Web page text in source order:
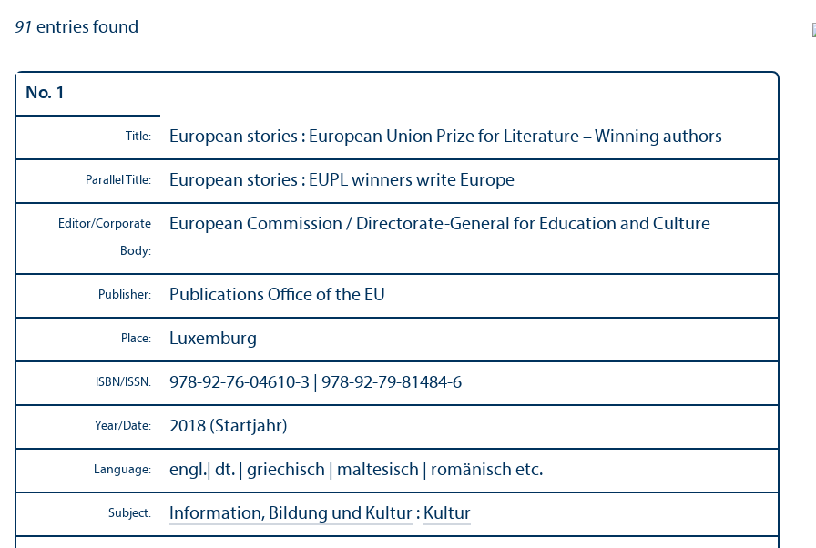
91 entries found
No. 1
Title: European stories : European Union Prize for Literature – Winning authors
Parallel Title: European stories : EUPL winners write Europe
Editor/Corporate
Body:
European Commission / Directorate-General for Education and Culture
Publisher: Publications Office of the EU
Place: Luxemburg
ISBN/ISSN: 978-92-76-04610-3 | 978-92-79-81484-6
Year/Date: 2018 (Startjahr)
Language: engl.| dt. | griechisch | maltesisch | romänisch etc.
Subject: Information, Bildung und Kultur : Kultur